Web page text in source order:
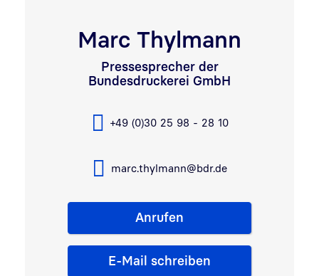
Marc Thylmann
Pressesprecher der
Bundesdruckerei GmbH
+49 (0)30 25 98 - 28 10
marc.thylmann@bdr.de
Anrufen
E-Mail schreiben